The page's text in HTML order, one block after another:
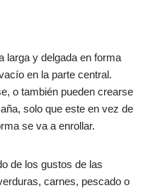
larga y delgada en forma
en la parte central.
o también pueden crearse
solo que este en vez de
se va a enrollar.
de los gustos de las
carnes, pescado o